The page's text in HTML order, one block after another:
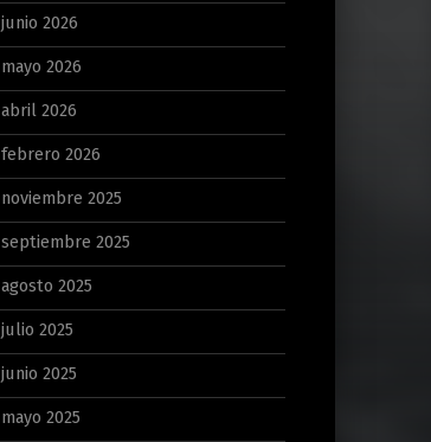
junio 2026
mayo 2026
abril 2026
febrero 2026
noviembre 2025
septiembre 2025
agosto 2025
julio 2025
junio 2025
mayo 2025